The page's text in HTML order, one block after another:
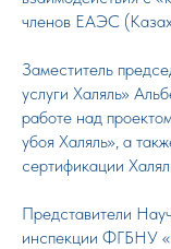
членов ЕАЭС
Заместитель
услуги Халяль»
работе над
убоя Халяль», а
сертификации
Представители
инспекции ФГБНУ